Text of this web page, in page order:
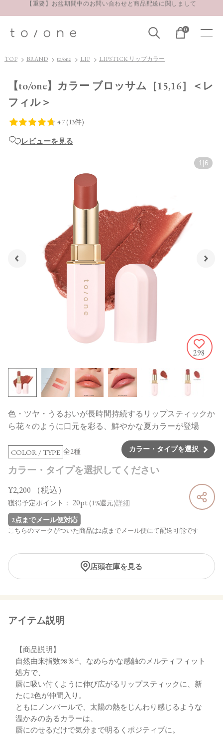
LINE お友達登録 500円OFFクーポンプレゼント
【重要】お盆期間中のお問い合わせと商品配送に関しまして
お得な定期購入コースはこちら
0
TOP BRAND to/one LIP LIPSTICK リップカラー
【to/one】カラー ブロッサム［15,16］＜レ
フィル＞
レビューを見る
1 | 6
298
色・ツヤ・うるおいが長時間持続するリップスティックか
ら花々のように口元を彩る、鮮やかな夏カラーが登場
COLOR / TYPE 全2種 カラー・タイプを選択
カラー・タイプを選択してください
¥2,200 （税込）
獲得予定ポイント： 20pt (1%還元)詳細
2点までメール便対応
こちらのマークがついた商品は2点までメール便にて配送可能です
店頭在庫を見る
アイテム説明
【商品説明】
自然由来指数98％*¹、なめらかな感触のメルティフィット
処方で、
唇に吸い付くように伸び広がるリップスティックに、新
たに2色が仲間入り。
ともにノンパールで、太陽の熱をじんわり感じるような
温かみのあるカラーは、
唇にのせるだけで気分まで明るくポジティブに。